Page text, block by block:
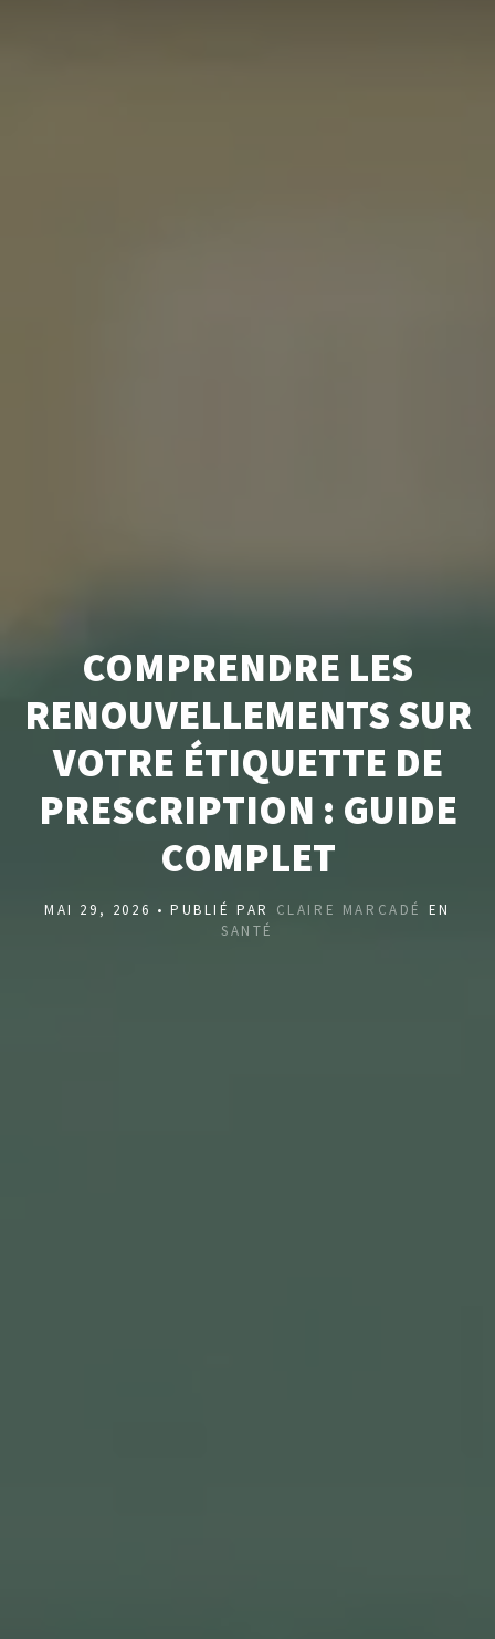
COMPRENDRE LES
RENOUVELLEMENTS SUR
VOTRE ÉTIQUETTE DE
PRESCRIPTION : GUIDE
COMPLET
MAI 29, 2026 • PUBLIÉ PAR CLAIRE MARCADÉ EN
SANTÉ